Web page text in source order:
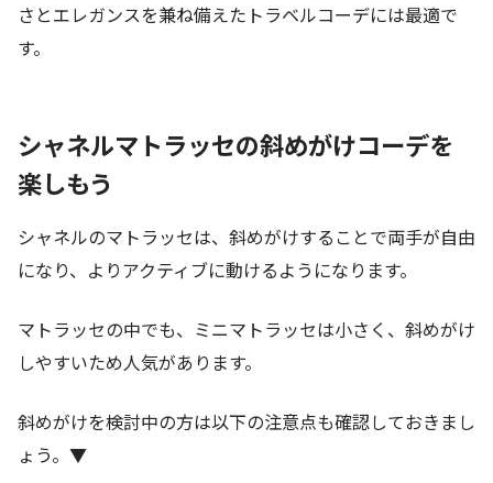
さとエレガンスを兼ね備えたトラベルコーデには最適で
す。
シャネルマトラッセの斜めがけコーデを
楽しもう
シャネルのマトラッセは、斜めがけすることで両手が自由
になり、よりアクティブに動けるようになります。
マトラッセの中でも、ミニマトラッセは小さく、斜めがけ
しやすいため人気があります。
斜めがけを検討中の方は以下の注意点も確認しておきまし
ょう。▼